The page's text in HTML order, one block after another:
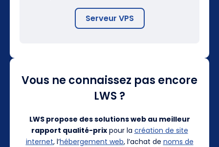
Serveur VPS
Vous ne connaissez pas encore
LWS ?
LWS propose des solutions web au meilleur
rapport qualité-prixpour la création de site
internet, l’hébergement web, l’achat de noms de